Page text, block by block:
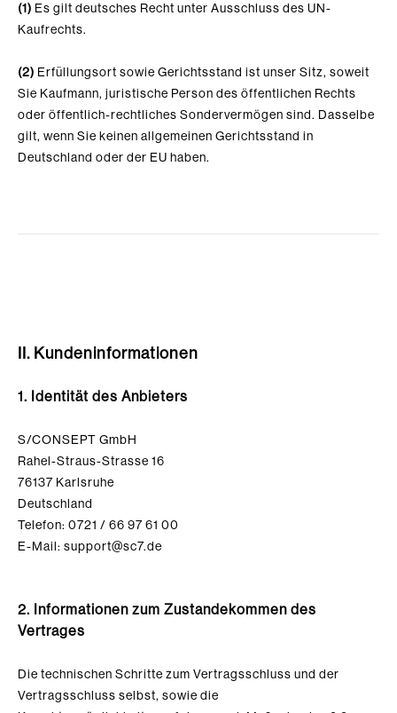
(1) Es gilt deutsches Recht unter Ausschluss des UN-
Kaufrechts.
(2) Erfüllungsort sowie Gerichtsstand ist unser Sitz, soweit
Sie Kaufmann, juristische Person des öffentlichen Rechts
oder öffentlich-rechtliches Sondervermögen sind. Dasselbe
gilt, wenn Sie keinen allgemeinen Gerichtsstand in
Deutschland oder der EU haben.
II. Kundeninformationen
1. Identität des Anbieters
S/CONSEPT GmbH
Rahel-Straus-Strasse 16
76137 Karlsruhe
Deutschland
Telefon: 0721 / 66 97 61 00
E-Mail: support@sc7.de
2. Informationen zum Zustandekommen des
Vertrages
Die technischen Schritte zum Vertragsschluss und der
Vertragsschluss selbst, sowie die